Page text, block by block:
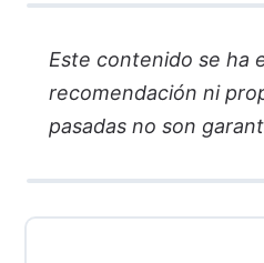
Este contenido se ha
recomendación ni
pasadas no son